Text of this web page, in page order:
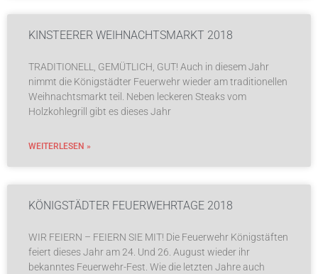
KINSTEERER WEIHNACHTSMARKT 2018
TRADITIONELL, GEMÜTLICH, GUT! Auch in diesem Jahr
nimmt die Königstädter Feuerwehr wieder am traditionellen
Weihnachtsmarkt teil. Neben leckeren Steaks vom
Holzkohlegrill gibt es dieses Jahr
WEITERLESEN »
KÖNIGSTÄDTER FEUERWEHRTAGE 2018
WIR FEIERN – FEIERN SIE MIT! Die Feuerwehr Königstäften
feiert dieses Jahr am 24. Und 26. August wieder ihr
bekanntes Feuerwehr-Fest. Wie die letzten Jahre auch